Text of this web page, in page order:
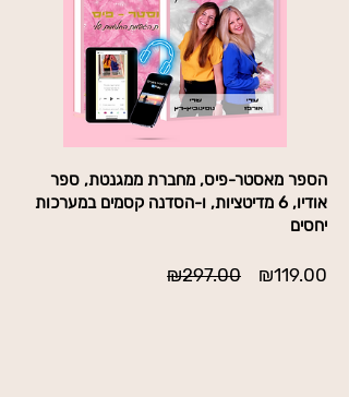
הספר מאסטר-פיס, מחברת ממגנטת, ספר
אודיו, 6 מדיטציות, ו-הסדנה קסמים במערכות
יחסים
₪297.00
מחיר
₪119.00